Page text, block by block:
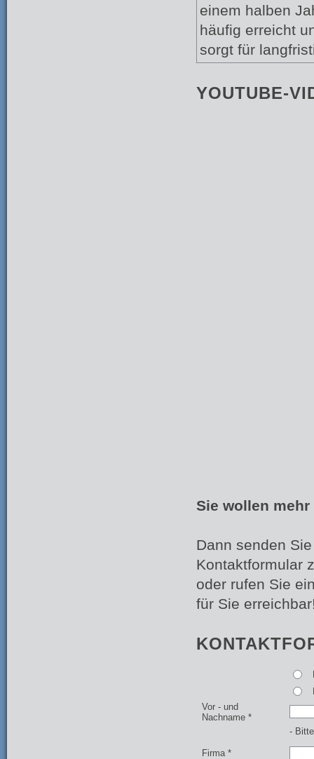
einem halben
häufig erreicht
sorgt für
YOUTUBE-
Sie wollen
Dann senden
Kontaktformular
oder rufen Sie
für Sie
Vor - und
Nachname *
-
Firma *